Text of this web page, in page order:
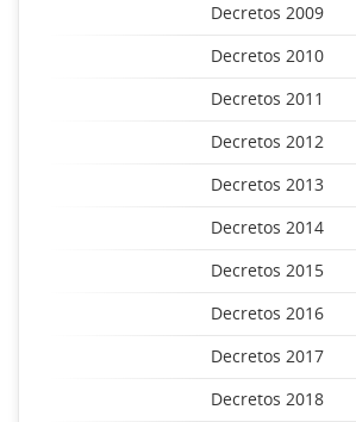
Decretos 2009
Decretos 2010
Decretos 2011
Decretos 2012
Decretos 2013
Decretos 2014
Decretos 2015
Decretos 2016
Decretos 2017
Decretos 2018